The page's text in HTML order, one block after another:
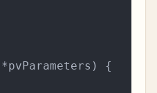
*pvParameters)
{